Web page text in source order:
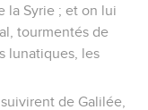
la Syrie ; et on lui
tourmentés de
lunatiques, les
de Galilée,